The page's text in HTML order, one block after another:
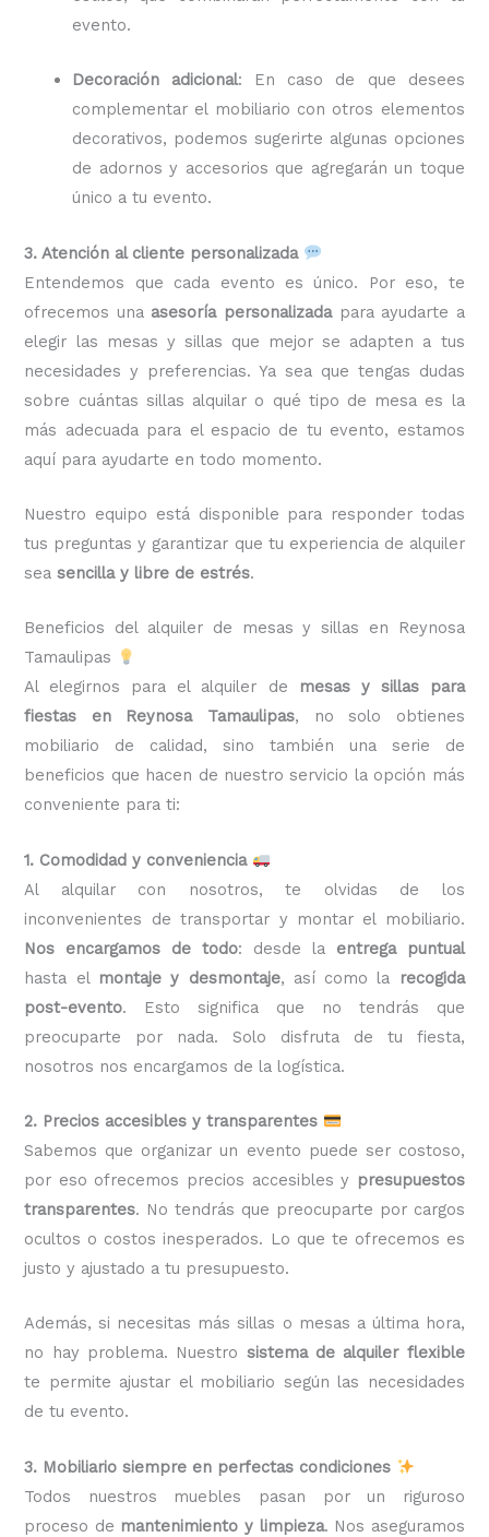
evento.
Decoración adicional: En caso de que desees
complementar el mobiliario con otros elementos
decorativos, podemos sugerirte algunas opciones
de adornos y accesorios que agregarán un toque
único a tu evento.
3. Atención al cliente personalizada
Entendemos que cada evento es único. Por eso, te
ofrecemos una asesoría personalizadapara ayudarte a
elegir las mesas y sillas que mejor se adapten a tus
necesidades y preferencias. Ya sea que tengas dudas
sobre cuántas sillas alquilar o qué tipo de mesa es la
más adecuada para el espacio de tu evento, estamos
aquí para ayudarte en todo momento.
Nuestro equipo está disponible para responder todas
tus preguntas y garantizar que tu experiencia de alquiler
seasencilla y libre de estrés.
Beneficios del alquiler de mesas y sillas en Reynosa
Tamaulipas
Al elegirnos para el alquiler de
mesas y sillas para
fiestas en Reynosa Tamaulipas, no solo obtienes
mobiliario de calidad, sino también una serie de
beneficios que hacen de nuestro servicio la opción más
conveniente para ti:
1. Comodidad y conveniencia
Al alquilar con nosotros, te olvidas de los
inconvenientes de transportar y montar el mobiliario.
Nos encargamos de todo: desde la entrega puntual
hasta el montaje y desmontaje, así como la
recogida
post-evento. Esto significa que no tendrás que
preocuparte por nada. Solo disfruta de tu fiesta,
nosotros nos encargamos de la logística.
2. Precios accesibles y transparentes
Sabemos que organizar un evento puede ser costoso,
por eso ofrecemos precios accesibles y presupuestos
transparentes. No tendrás que preocuparte por cargos
ocultos o costos inesperados. Lo que te ofrecemos es
justo y ajustado a tu presupuesto.
Además, si necesitas más sillas o mesas a última hora,
no hay problema. Nuestro sistema de alquiler flexible
te permite ajustar el mobiliario según las necesidades
de tu evento.
3. Mobiliario siempre en perfectas condiciones
Todos nuestros muebles pasan por un riguroso
proceso de mantenimiento y limpieza. Nos aseguramos